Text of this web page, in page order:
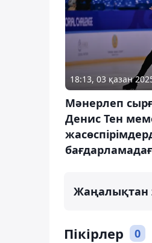
18:13, 03 қазан
Мәнерлеп
Денис Тен
Жаңалықтан
Пікірлер 0